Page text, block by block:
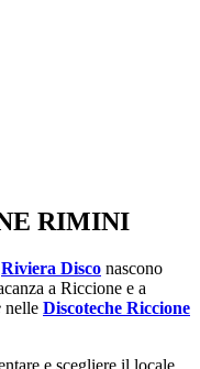
RIMINI
Riviera Disco nascono
a Riccione e a
nelle Discoteche Riccione
e scegliere il locale